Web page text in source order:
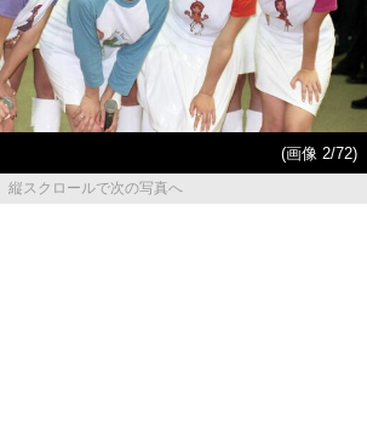
(画像 2/72)
縦スクロールで次の写真へ